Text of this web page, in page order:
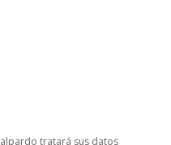
tratará sus datos